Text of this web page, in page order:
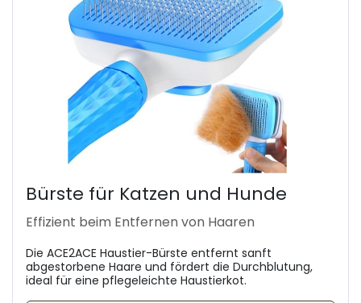
Bürste für Katzen und Hunde
Effizient beim Entfernen von Haaren
Die ACE2ACE Haustier-Bürste entfernt sanft
abgestorbene Haare und fördert die Durchblutung,
ideal für eine pflegeleichte Haustierkot.